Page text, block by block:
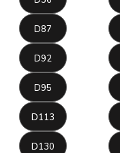
D87
D92
D95
D113
D130